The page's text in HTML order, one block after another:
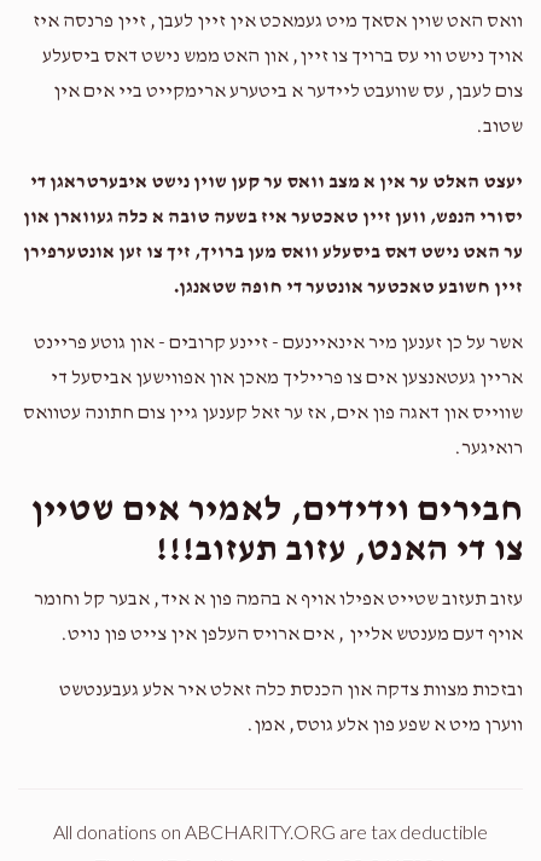
יחזקאל לאנדא
$911
Donated
$3,000 13
$895
Donated
$3,000
Goal
13
Donors
אברהם אלי' פריעדמאן
Donated Goal Donors
וואס האט שוין אסאך מיט געמאכט אין זיין לעבן, זיין פרנסה איז
אויך נישט ווי עס ברויך צו זיין, און האט ממש נישט דאס ביסעלע
צום לעבן, עס שוועבט ליידער א ביטערע ארימקייט ביי אים אין
שטוב.
יעצט האלט ער אין א מצב וואס ער קען שוין נישט איבערטראגן די
יסורי הנפש, ווען זיין טאכטער איז בשעה טובה א כלה געווארן און
ער האט נישט דאס ביסעלע וואס מען ברויך, זיך צו זען אונטערפירן
זיין חשובע טאכטער אונטער די חופה שטאנגן.
אשר על כן זענען מיר אינאיינעם - זיינע קרובים - און גוטע פריינט
אריין געטאנצען אים צו פרייליך מאכן און אפווישען אביסעל די
שווייס און דאגה פון אים, אז ער זאל קענען גיין צום חתונה עטוואס
רואיגער.
חבירים וידידים, לאמיר אים שטיין
צו די האנט, עזוב תעזוב!!!
עזוב תעזובשטייט אפילו אויף א בהמה פון א איד, אבער קל וחומר
אויף דעם מענטש אליין , אים ארויס העלפן אין צייט פון נויט.
ובזכות מצוות צדקה און הכנסת כלה זאלט איר אלע געבענטשט
ווערן מיט א שפע פון אלע גוטס, אמן.
All donations on ABCHARITY.ORG are tax deductible